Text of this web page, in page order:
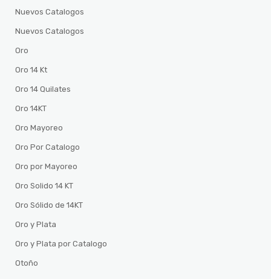
Nuevos Catalogos
Nuevos Catalogos
Oro
Oro 14 Kt
Oro 14 Quilates
Oro 14KT
Oro Mayoreo
Oro Por Catalogo
Oro por Mayoreo
Oro Solido 14 KT
Oro Sólido de 14KT
Oro y Plata
Oro y Plata por Catalogo
Otoño